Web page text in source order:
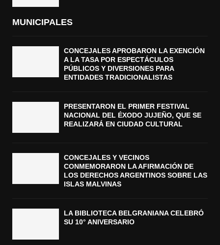
MUNICIPALES
CONCEJALES APROBARON LA EXENCIÓN
A LA TASA POR ESPECTÁCULOS
PÚBLICOS Y DIVERSIONES PARA
ENTIDADES TRADICIONALISTAS
PRESENTARON EL PRIMER FESTIVAL
NACIONAL DEL ÉXODO JUJEÑO, QUE SE
REALIZARÁ EN CIUDAD CULTURAL
CONCEJALES Y VECINOS
CONMEMORARON LA AFIRMACIÓN DE
LOS DERECHOS ARGENTINOS SOBRE LAS
ISLAS MALVINAS
LA BIBLIOTECA BELGRANIANA CELEBRÓ
SU 10° ANIVERSARIO